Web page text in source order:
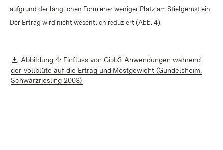
aufgrund der länglichen Form eher weniger Platz am Stielgerüst ein.
Der Ertrag wird nicht wesentlich reduziert (Abb. 4).
Download:
Abbildung 4: Einfluss von Gibb3-Anwendungen während
der Vollblüte auf die Ertrag und Mostgewicht (Gundelsheim,
Schwarzriesling 2003)